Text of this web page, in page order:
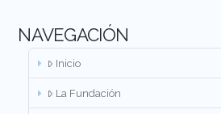
NAVEGACIÓN
Inicio
La Fundación